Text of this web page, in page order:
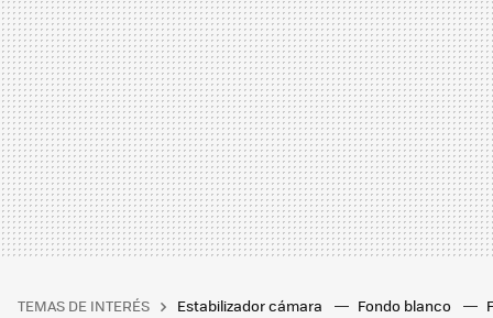
TEMAS DE INTERÉS Estabilizador cámara Fondo blanco